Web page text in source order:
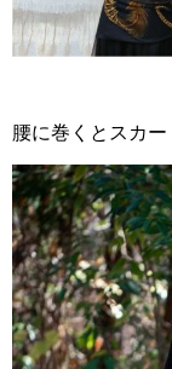
腰に巻くとスカー